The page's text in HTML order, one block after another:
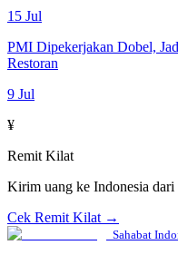
15 Jul
PMI Dipekerjakan Dobel,
Restoran
9 Jul
¥
Remit Kilat
Kirim uang ke Indonesia
Cek Remit Kilat →
Sahabat